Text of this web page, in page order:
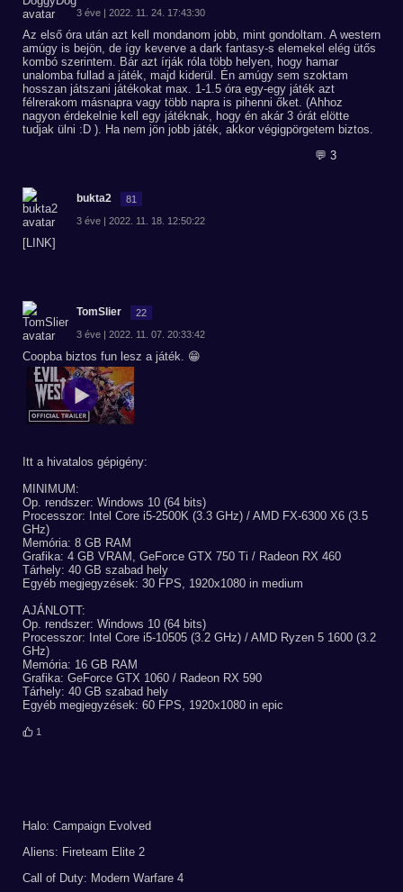
3 éve | 2022. 11. 24. 17:43:30
Az első óra után azt kell mondanom jobb, mint gondoltam. A western
amúgy is bejön, de így keverve a dark fantasy-s elemekel elég ütős
kombó szerintem. Bár azt írják róla több helyen, hogy hamar
unalomba fullad a játék, majd kiderül. Én amúgy sem szoktam
hosszan játszani játékokat max. 1-1.5 óra egy-egy játék azt
félrerakom másnapra vagy több napra is pihenni őket. (Ahhoz
nagyon érdekelnie kell egy játéknak, hogy én akár 3 órát elötte
tudjak ülni :D ). Ha nem jön jobb játék, akkor végigpörgetem biztos.
💬 3
bukta2 81
3 éve | 2022. 11. 18. 12:50:22
[LINK]
TomSlier 22
3 éve | 2022. 11. 07. 20:33:42
Coopba biztos fun lesz a játék. 😁
Itt a hivatalos gépigény:
MINIMUM:
Op. rendszer: Windows 10 (64 bits)
Processzor: Intel Core i5-2500K (3.3 GHz) / AMD FX-6300 X6 (3.5
GHz)
Memória: 8 GB RAM
Grafika: 4 GB VRAM, GeForce GTX 750 Ti / Radeon RX 460
Tárhely: 40 GB szabad hely
Egyéb megjegyzések: 30 FPS, 1920x1080 in medium
AJÁNLOTT:
Op. rendszer: Windows 10 (64 bits)
Processzor: Intel Core i5-10505 (3.2 GHz) / AMD Ryzen 5 1600 (3.2
GHz)
Memória: 16 GB RAM
Grafika: GeForce GTX 1060 / Radeon RX 590
Tárhely: 40 GB szabad hely
Egyéb megjegyzések: 60 FPS, 1920x1080 in epic
1
Halo: Campaign Evolved
Aliens: Fireteam Elite 2
Call of Duty: Modern Warfare 4